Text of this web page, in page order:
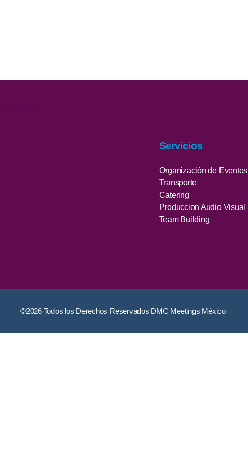
Servicios
Organización de Eventos
Transporte
Catering
Produccion Audio Visual
Team Building
©2026 Todos los Derechos Reservados DMC Meetings México